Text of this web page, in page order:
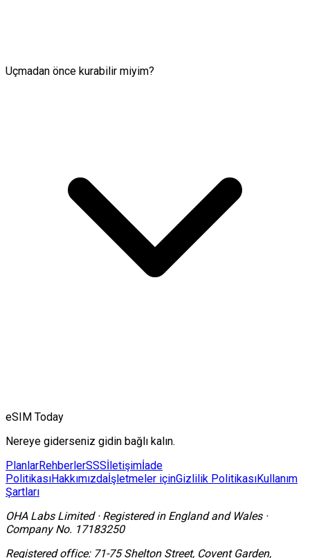
Uçmadan önce kurabilir miyim?
eSIM Today
Nereye giderseniz gidin bağlı kalın.
PlanlarRehberlerSSSİletişimİade
PolitikasıHakkımızdaİşletmeler içinGizlilik PolitikasıKullanım
Şartları
OHA Labs Limited· Registered in England and Wales·
Company No. 17183250
Registered office: 71-75 Shelton Street, Covent Garden,